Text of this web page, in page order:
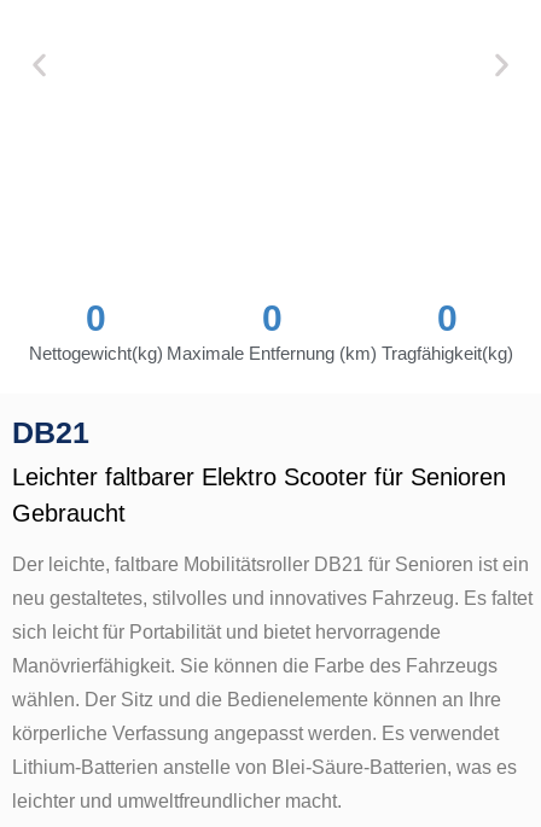
Nettogewicht(kg)
0
Maximale Entfernung (km)
0
Tragfähigkeit(kg)
0
DB21
Leichter faltbarer Elektro Scooter für Senioren
Gebraucht
Der leichte, faltbare Mobilitätsroller DB21 für Senioren ist ein
neu gestaltetes, stilvolles und innovatives Fahrzeug. Es faltet
sich leicht für Portabilität und bietet hervorragende
Manövrierfähigkeit. Sie können die Farbe des Fahrzeugs
wählen. Der Sitz und die Bedienelemente können an Ihre
körperliche Verfassung angepasst werden. Es verwendet
Lithium-Batterien anstelle von Blei-Säure-Batterien, was es
leichter und umweltfreundlicher macht.